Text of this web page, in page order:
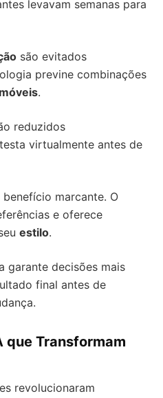
levavam semanas para
são evitados
previne combinações
móveis.
reduzidos
virtualmente antes de
marcante. O
e oferece
estilo.
garante decisões mais
final antes de
que Transformam
revolucionaram